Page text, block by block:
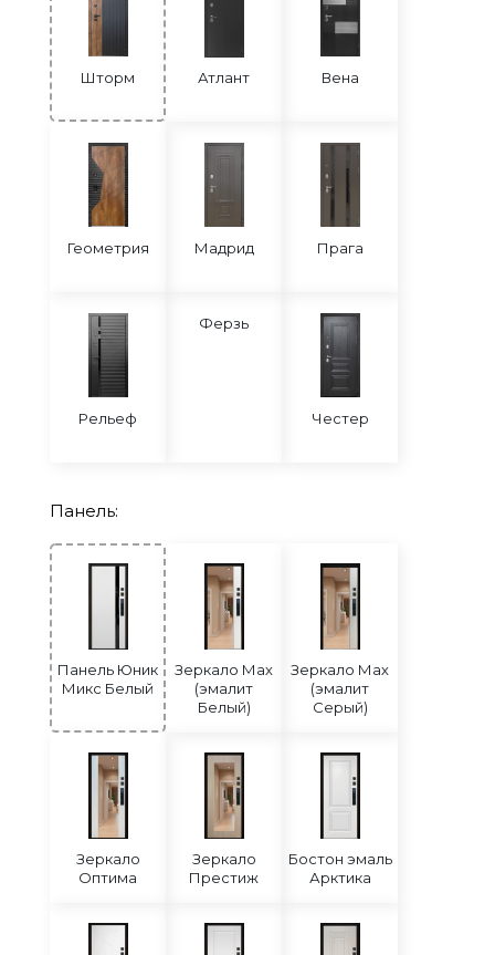
Шторм Шелли (эмалит Серый)
Шторм Юник Микс (эмалит Белый)
Шторм Атлант Вена
Геометрия Мадрид Прага
Рельеф
Ферзь
Честер
Панель:
Панель Юник
Микс Белый
Зеркало Мах
(эмалит
Белый)
Зеркало Мах
(эмалит
Серый)
Зеркало
Оптима
Зеркало
Престиж
Бостон эмаль
Арктика